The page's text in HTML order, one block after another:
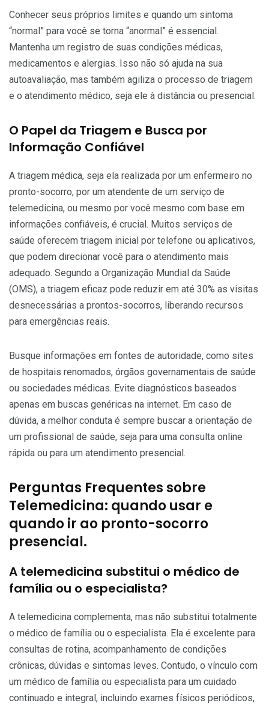
Conhecer seus próprios limites e quando um sintoma
“normal” para você se torna “anormal” é essencial.
Mantenha um registro de suas condições médicas,
medicamentos e alergias. Isso não só ajuda na sua
autoavaliação, mas também agiliza o processo de triagem
e o atendimento médico, seja ele à distância ou presencial.
O Papel da Triagem e Busca por
Informação Confiável
A triagem médica, seja ela realizada por um enfermeiro no
pronto-socorro, por um atendente de um serviço de
telemedicina, ou mesmo por você mesmo com base em
informações confiáveis, é crucial. Muitos serviços de
saúde oferecem triagem inicial por telefone ou aplicativos,
que podem direcionar você para o atendimento mais
adequado. Segundo a Organização Mundial da Saúde
(OMS), a triagem eficaz pode reduzir em até 30% as visitas
desnecessárias a prontos-socorros, liberando recursos
para emergências reais.
Busque informações em fontes de autoridade, como sites
de hospitais renomados, órgãos governamentais de saúde
ou sociedades médicas. Evite diagnósticos baseados
apenas em buscas genéricas na internet. Em caso de
dúvida, a melhor conduta é sempre buscar a orientação de
um profissional de saúde, seja para uma consulta online
rápida ou para um atendimento presencial.
Perguntas Frequentes sobre
Telemedicina: quando usar e
quando ir ao pronto-socorro
presencial.
A telemedicina substitui o médico de
família ou o especialista?
A telemedicina complementa, mas não substitui totalmente
o médico de família ou o especialista. Ela é excelente para
consultas de rotina, acompanhamento de condições
crônicas, dúvidas e sintomas leves. Contudo, o vínculo com
um médico de família ou especialista para um cuidado
continuado e integral, incluindo exames físicos periódicos,